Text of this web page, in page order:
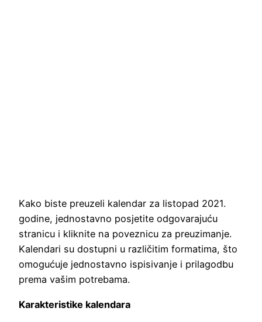
Kako biste preuzeli kalendar za listopad 2021.
godine, jednostavno posjetite odgovarajuću
stranicu i kliknite na poveznicu za preuzimanje.
Kalendari su dostupni u različitim formatima, što
omogućuje jednostavno ispisivanje i prilagodbu
prema vašim potrebama.
Karakteristike kalendara